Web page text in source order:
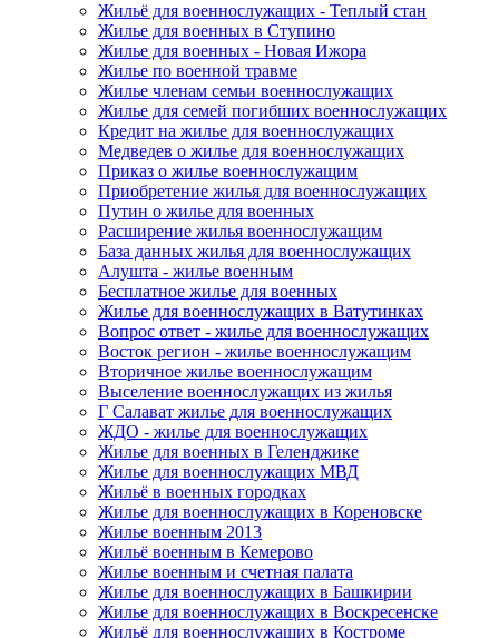
Жильё для военнослужащих - Теплый стан
Жилье для военных в Ступино
Жилье для военных - Новая Ижора
Жилье по военной травме
Жилье членам семьи военнослужащих
Жилье для семей погибших военнослужащих
Кредит на жилье для военнослужащих
Медведев о жилье для военнослужащих
Приказ о жилье военнослужащим
Приобретение жилья для военнослужащих
Путин о жилье для военных
Расширение жилья военнослужащим
База данных жилья для военнослужащих
Алушта - жилье военным
Бесплатное жилье для военных
Жилье для военнослужащих в Ватутинках
Вопрос ответ - жилье для военнослужащих
Восток регион - жилье военнослужащим
Вторичное жилье военнослужащим
Выселение военнослужащих из жилья
Г Салават жилье для военнослужащих
ЖДО - жилье для военнослужащих
Жилье для военных в Геленджике
Жилье для военнослужащих МВД
Жильё в военных городках
Жилье для военнослужащих в Кореновске
Жилье военным 2013
Жильё военным в Кемерово
Жилье военным и счетная палата
Жилье для военнослужащих в Башкирии
Жилье для военнослужащих в Воскресенске
Жильё для военнослужащих в Костроме